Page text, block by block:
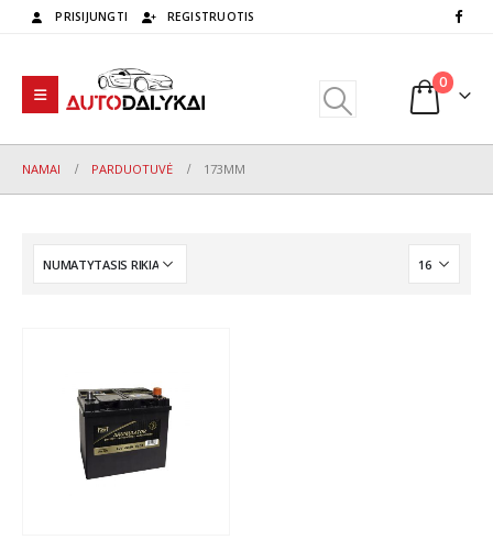
PRISIJUNGTI REGISTRUOTIS
0
NAMAI PARDUOTUVĖ 173MM